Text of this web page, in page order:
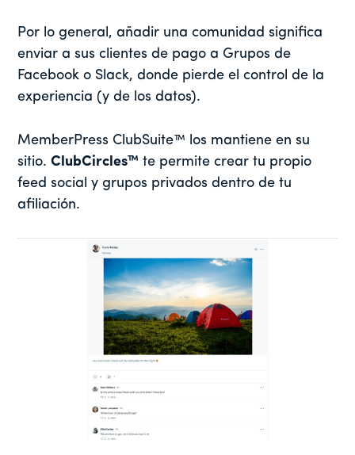
Por lo general, añadir una comunidad significa
enviar a sus clientes de pago a Grupos de
Facebook o Slack, donde pierde el control de la
experiencia (y de los datos).
MemberPress ClubSuite™ los mantiene en su
sitio.ClubCircles™ te permite crear tu propio
feed social y grupos privados dentro de tu
afiliación.